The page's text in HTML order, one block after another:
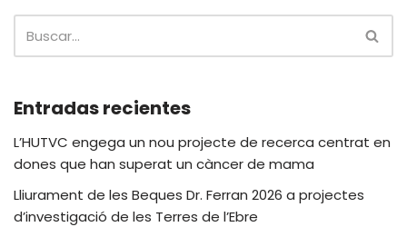
Entradas recientes
L’HUTVC engega un nou projecte de recerca centrat en
dones que han superat un càncer de mama
Lliurament de les Beques Dr. Ferran 2026 a projectes
d’investigació de les Terres de l’Ebre